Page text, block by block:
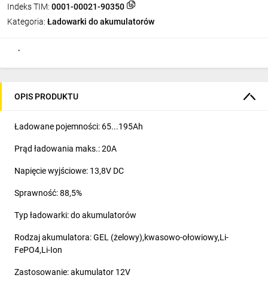
Indeks TIM: 0001-00021-90350
Kategoria: Ładowarki do akumulatorów
OPIS PRODUKTU
Ładowane pojemności: 65...195Ah
Prąd ładowania maks.: 20A
Napięcie wyjściowe: 13,8V DC
Sprawność: 88,5%
Typ ładowarki: do akumulatorów
Rodzaj akumulatora: GEL (żelowy),kwasowo-ołowiowy,Li-
FePO4,Li-Ion
Zastosowanie: akumulator 12V